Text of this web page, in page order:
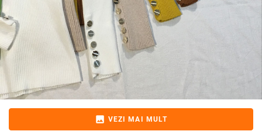
image VEZI MAI MULT